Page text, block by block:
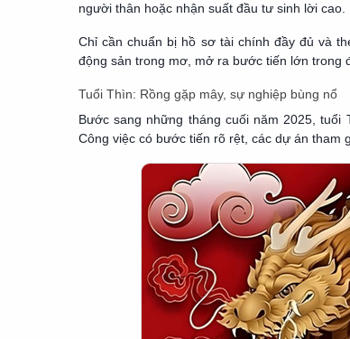
người thân hoặc nhận suất đầu tư sinh lời cao.
Chỉ cần chuẩn bị hồ sơ tài chính đầy đủ và
động sản trong mơ, mở ra bước tiến lớn trong
Tuổi Thìn: Rồng gặp mây, sự nghiệp bùng nổ
Bước sang những tháng cuối năm 2025, tuổi
Công việc có bước tiến rõ rệt, các dự án tham